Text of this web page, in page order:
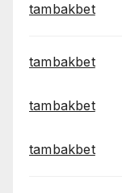
tambakbet
tambakbet
tambakbet
tambakbet